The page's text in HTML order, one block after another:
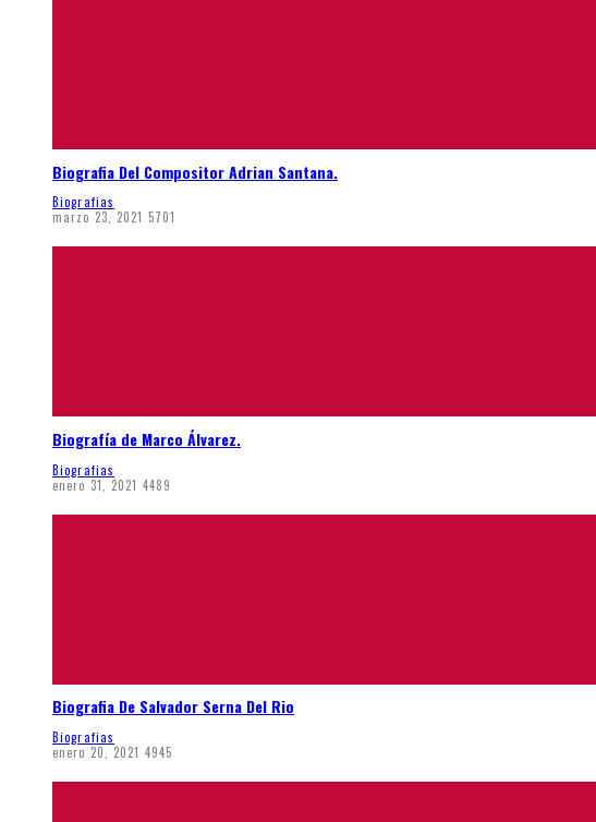
Biografia Del Compositor Adrian Santana.
Biografias
marzo 23, 2021 5701
Biografía de Marco Álvarez.
Biografias
enero 31, 2021 4489
Biografia De Salvador Serna Del Rio
Biografias
enero 20, 2021 4945